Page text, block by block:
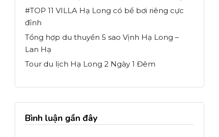
#TOP 11 VILLA Hạ Long có bể bơi riêng cực
đỉnh
Tổng hợp du thuyền 5 sao Vịnh Hạ Long –
Lan Hạ
Tour du lịch Hạ Long 2 Ngày 1 Đêm
Bình luận gần đây